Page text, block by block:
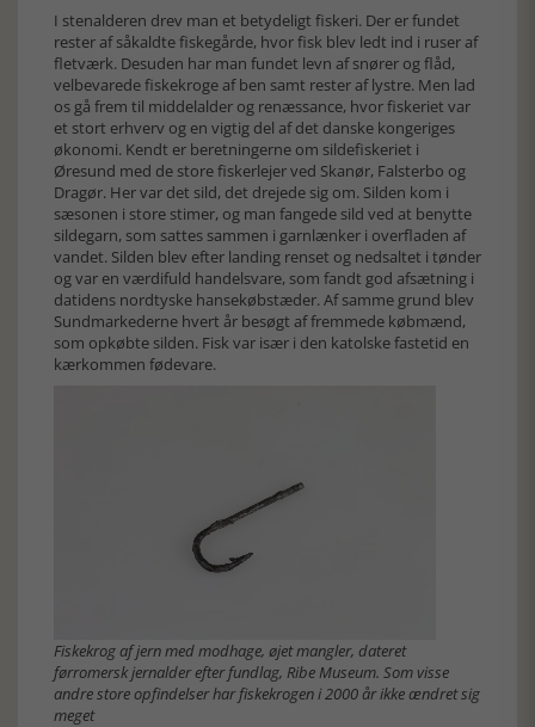
I stenalderen drev man et betydeligt fiskeri. Der er fundet
rester af såkaldte fiskegårde, hvor fisk blev ledt ind i ruser af
fletværk. Desuden har man fundet levn af snører og flåd,
velbevarede fiskekroge af ben samt rester af lystre. Men lad
os gå frem til middelalder og renæssance, hvor fiskeriet var
et stort erhverv og en vigtig del af det danske kongeriges
økonomi. Kendt er beretningerne om sildefiskeriet i
Øresund med de store fiskerlejer ved Skanør, Falsterbo og
Dragør. Her var det sild, det drejede sig om. Silden kom i
sæsonen i store stimer, og man fangede sild ved at benytte
sildegarn, som sattes sammen i garnlænker i overfladen af
vandet. Silden blev efter landing renset og nedsaltet i tønder
og var en værdifuld handelsvare, som fandt god afsætning i
datidens nordtyske hansekøbstæder. Af samme grund blev
Sundmarkederne hvert år besøgt af fremmede købmænd,
som opkøbte silden. Fisk var især i den katolske fastetid en
kærkommen fødevare.
Fiskekrog af jern med modhage, øjet mangler, dateret
førromersk jernalder efter fundlag, Ribe Museum. Som visse
andre store opfindelser har fiskekrogen i 2000 år ikke ændret sig
meget